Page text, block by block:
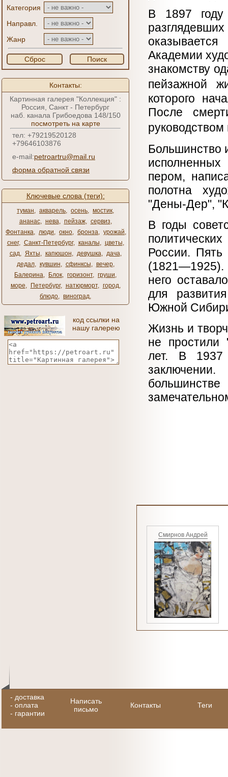
Категория
Направл.
Жанр
Сброс Поиск
Контакты:
Картинная галерея "Коллекция" :
Россия, Санкт - Петербург
наб. канала Грибоедова 148/150
посмотреть на карте
тел: +79219520128
+79646103876
e-mail:petroartru@mail.ru
форма обратной связи
Ключевые слова (теги):
туман, акварель, осень, мостик,
ананас, нева, пейзаж, сервиз,
Фонтанка, люди, окно, бронза, урожай,
снег, Санкт-Петербург, каналы, цветы,
сад, Яхты, капюшон, девушка, дача,
дедал, кувшин, сфинксы, вечер,
Балерина, Блок, горизонт, груши,
море, Петербург, натюрморт, город,
блюдо, виноград,
код ссылки на
нашу галерею
В 1897 году
Академии
знакомству
пейзажной
которого
После
Большинство
пером,
полотна
"Дены-Дер",
В годы
России.
него
для
Южной
Жизнь и
не простили
лет. В 1937
Смирнов Андрей
- доставка
- оплата
- гарантии
Написать
письмо
Контакты Теги